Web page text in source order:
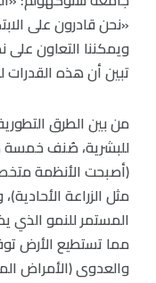
«نحن قادرون على
ويمكننا التعاون
تبين أن هذه
من بين الطرق
للبشرية، صُنف خمسة
(أصبحت الأنظمة
مثل الزراعة
المستمر للنمو الذي
مما تستطيع الأرض
والعدوى (الأمراض